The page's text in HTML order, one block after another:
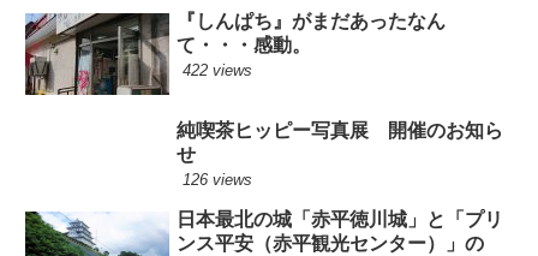
『しんぱち』がまだあったなん
て・・・感動。
422 views
純喫茶ヒッピー写真展 開催のお知ら
せ
126 views
日本最北の城「赤平徳川城」と「プリ
ンス平安（赤平観光センター）」の